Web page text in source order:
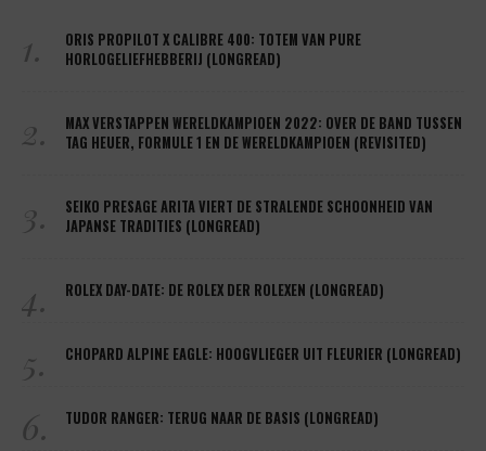
1.
ORIS PROPILOT X CALIBRE 400: TOTEM VAN PURE
HORLOGELIEFHEBBERIJ (LONGREAD)
2.
MAX VERSTAPPEN WERELDKAMPIOEN 2022: OVER DE BAND TUSSEN
TAG HEUER, FORMULE 1 EN DE WERELDKAMPIOEN (REVISITED)
3.
SEIKO PRESAGE ARITA VIERT DE STRALENDE SCHOONHEID VAN
JAPANSE TRADITIES (LONGREAD)
4. ROLEX DAY-DATE: DE ROLEX DER ROLEXEN (LONGREAD)
5. CHOPARD ALPINE EAGLE: HOOGVLIEGER UIT FLEURIER (LONGREAD)
6. TUDOR RANGER: TERUG NAAR DE BASIS (LONGREAD)